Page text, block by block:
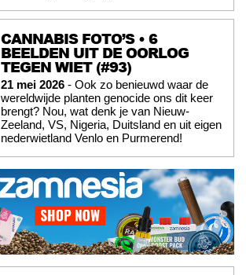
CANNABIS FOTO’S • 6
BEELDEN UIT DE OORLOG
TEGEN WIET (#93)
21 mei 2026 - Ook zo benieuwd waar de
wereldwijde planten genocide ons dit keer
brengt? Nou, wat denk je van Nieuw-
Zeeland, VS, Nigeria, Duitsland en uit eigen
nederwietland Venlo en Purmerend!